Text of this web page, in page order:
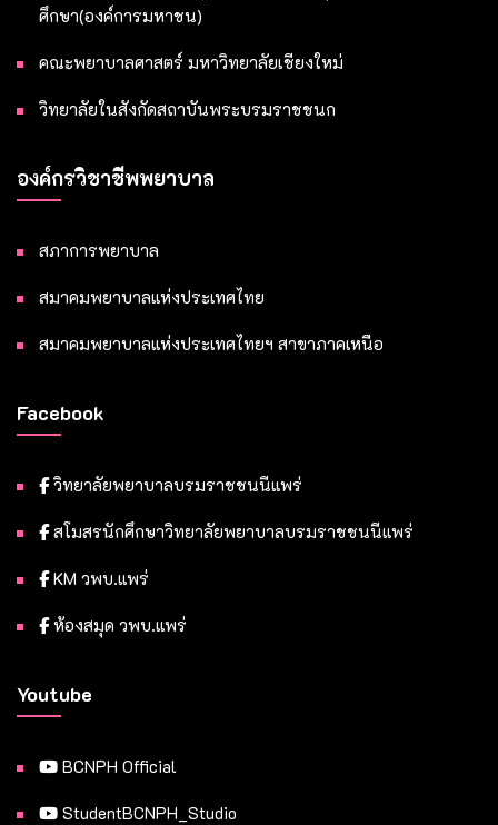
ศึกษา(องค์การมหาชน)
คณะพยาบาลศาสตร์ มหาวิทยาลัยเชียงใหม่
วิทยาลัยในสังกัดสถาบันพระบรมราชชนก
องค์กรวิชาชีพพยาบาล
สภาการพยาบาล
สมาคมพยาบาลแห่งประเทศไทย
สมาคมพยาบาลแห่งประเทศไทยฯ สาขาภาคเหนือ
Facebook
วิทยาลัยพยาบาลบรมราชชนนีแพร่
สโมสรนักศึกษาวิทยาลัยพยาบาลบรมราชชนนีแพร่
KM วพบ.แพร่
ห้องสมุด วพบ.แพร่
Youtube
BCNPH Official
StudentBCNPH_Studio